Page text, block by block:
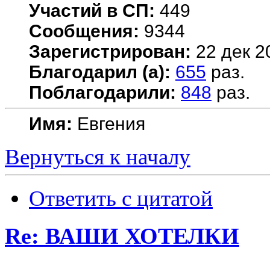
Участий в СП: 449
Сообщения: 9344
Зарегистрирован: 22 дек
Благодарил (а): 655 раз.
Поблагодарили: 848 раз.
Имя: Евгения
Вернуться к началу
Ответить с цитатой
Re: ВАШИ ХОТЕЛКИ